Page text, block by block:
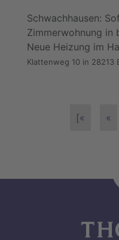
Schwachhausen:
Zimmerwohnung in
Neue Heizung im
Klattenweg 10 in 28213
[« «